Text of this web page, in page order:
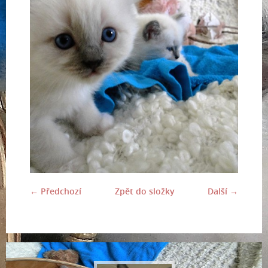
← Předchozí Další →
Zpět do složky